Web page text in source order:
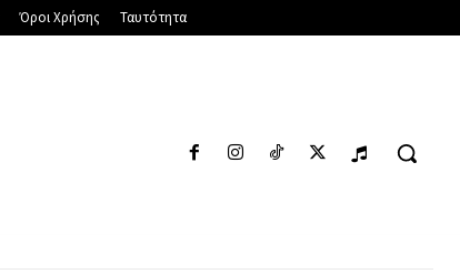
Όροι Χρήσης Ταυτότητα